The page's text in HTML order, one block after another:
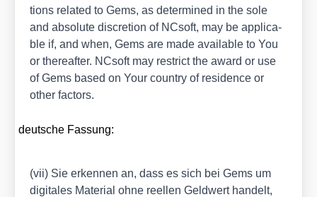
tions rela­ted to Gems, as deter­mi­ned in the sole
and abso­lu­te dis­cre­ti­on of NCsoft, may be appli­ca­
ble if, and when, Gems are made available to You
or the­re­af­ter. NCsoft may rest­rict the award or use
of Gems based on Your coun­try of resi­dence or
other fac­tors.
deut­sche Fas­sung:
(vii) Sie erken­nen an, dass es sich bei Gems um
digi­ta­les Mate­ri­al ohne reel­len Geld­wert han­delt,